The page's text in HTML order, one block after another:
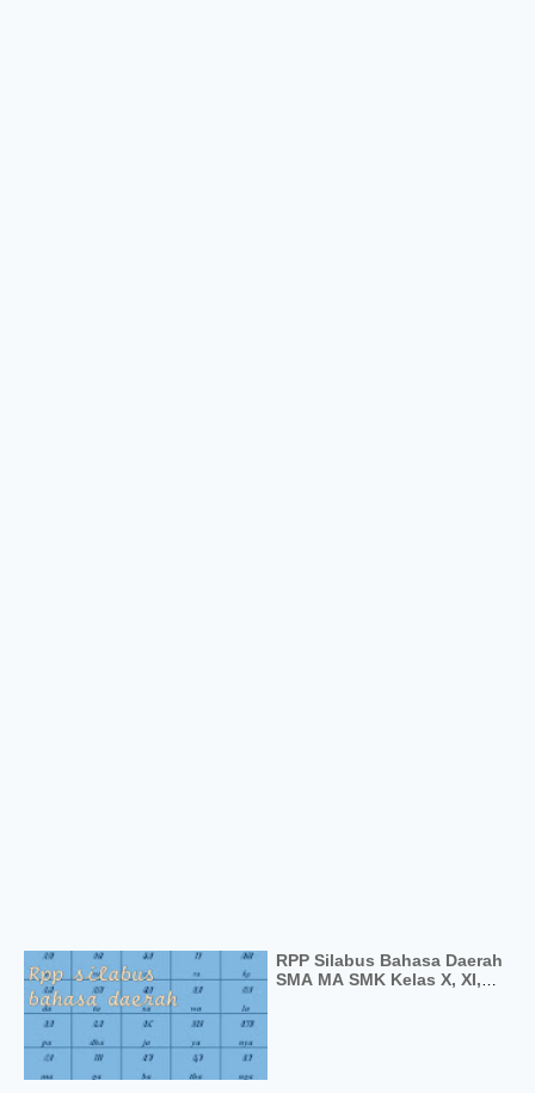
RPP Silabus Bahasa Daerah
SMA MA SMK Kelas X, XI,